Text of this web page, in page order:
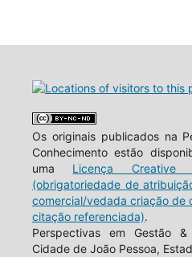
Os originais publicados na
Conhecimento estão
uma Licença Creative
(obrigatoriedade de
comercial/vedada criação de
citação referenciada).
Perspectivas em Gestão
Cidade de João Pessoa,